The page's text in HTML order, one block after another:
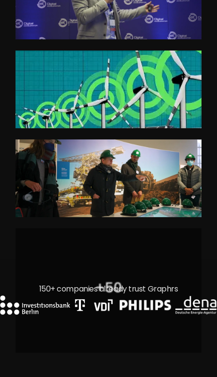
eitDigital - Call for Application
Initiative Energieeffizienz- und Klimaschutz-
Netzwerke
+50
150+ companies already trust Graphrs